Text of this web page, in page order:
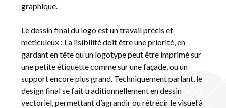
graphique.
Le dessin final du logo est un travail précis et
méticuleux : La lisibilité doit être une priorité, en
gardant en tête qu’un logotype peut être imprimé sur
une petite étiquette comme sur une façade, ou un
support encore plus grand. Techniquement parlant, le
design final se fait traditionnellement en dessin
vectoriel, permettant d’agrandir ou rétrécir le visuel à